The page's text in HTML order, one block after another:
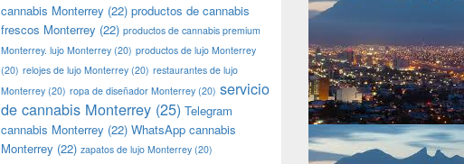
cannabis Monterrey (22) productos de cannabis
frescos Monterrey (22) productos de cannabis premium
Monterrey. lujo Monterrey (20) productos de lujo Monterrey
(20) relojes de lujo Monterrey (20) restaurantes de lujo
Monterrey (20) ropa de diseñador Monterrey (20) servicio
de cannabis Monterrey (25) Telegram
cannabis Monterrey (22) WhatsApp cannabis
Monterrey (22) zapatos de lujo Monterrey (20)